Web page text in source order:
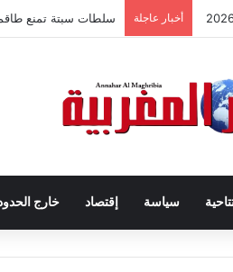
أخبار عاجلة سلطات سبتة تمنع طاقم
سياسة إقتصاد خارج